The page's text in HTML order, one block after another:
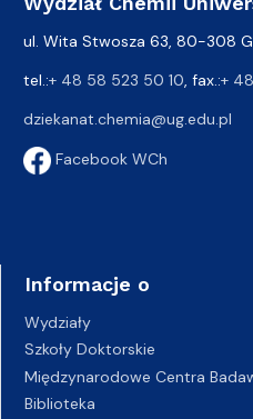
ul. Wita Stwosza 63, 80-308
tel.:+ 48 58 523 50 10 , fax.:+
dziekanat.chemia@ug.edu.pl
Facebook WCh
Informacje o
Wydziały
Szkoły Doktorskie
Międzynarodowe Centra
Biblioteka